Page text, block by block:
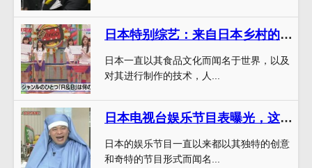
日本特别综艺：来自日本乡村的经典寿司制作秘方大揭秘
日本一直以其食品文化而闻名于世界，以及
对其进行制作的技术，人...
日本电视台娱乐节目表曝光，这些脑回路清奇的节目你看过吗？
日本的娱乐节目一直以来都以其独特的创意
和奇特的节目形式而闻名...